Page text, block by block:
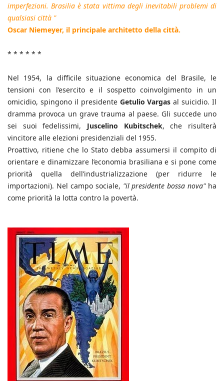
imperfezioni. Brasilia è stata vittima degli inevitabili problemi di
qualsiasi città "
Oscar Niemeyer, il principale architetto della città.
* * * * * *
Nel 1954, la difficile situazione economica del Brasile, le
tensioni con l’esercito e il sospetto coinvolgimento in un
omicidio, spingono il presidente Getulio Vargasal suicidio. Il
dramma provoca un grave trauma al paese. Gli succede uno
sei suoi fedelissimi, Juscelino Kubitschek, che risulterà
vincitore alle elezioni presidenziali del 1955.
Proattivo, ritiene che lo Stato debba assumersi il compito di
orientare e dinamizzare l’economia brasiliana e si pone come
priorità quella dell’industrializzazione (per ridurre le
importazioni). Nel campo sociale, "il presidente bossa nova"ha
come priorità la lotta contro la povertà.